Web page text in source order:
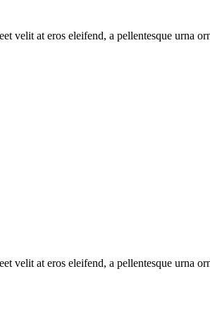
velit at eros eleifend, a pellentesque urna
velit at eros eleifend, a pellentesque urna